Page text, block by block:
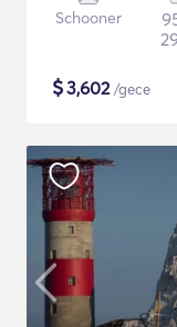
Schooner
$3,602/gece